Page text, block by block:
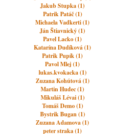
Jakub Stupka (1)
Patrik Patáč (1)
Michaela Vadkerti (1)
Ján Štiavnický (1)
Pavel Lacko (1)
Katarína Dudíková (1)
Patrik Pupík (1)
Pavol Mlej (1)
lukas.kvokacka (1)
Zuzana Kohútová (1)
Martin Hudec (1)
Mikuláš Lévai (1)
Tomáš Demo (1)
Bystrik Bugan (1)
Zuzana Adamova (1)
peter straka (1)